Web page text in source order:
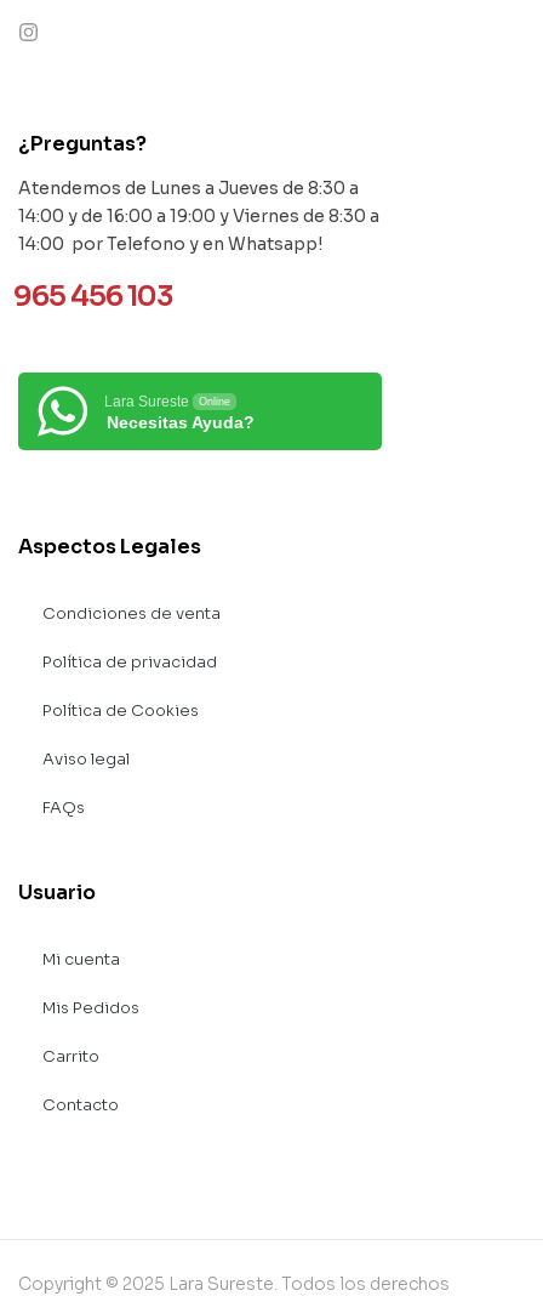
¿Preguntas?
Atendemos de Lunes a Jueves de 8:30 a
14:00 y de 16:00 a 19:00 y Viernes de 8:30 a
14:00 por Telefono y en Whatsapp!
965 456 103
Lara Sureste Online
Necesitas Ayuda?
Aspectos Legales
Condiciones de venta
Política de privacidad
Política de Cookies
Aviso legal
FAQs
Usuario
Mi cuenta
Mis Pedidos
Carrito
Contacto
Copyright © 2025 Lara Sureste. Todos los derechos